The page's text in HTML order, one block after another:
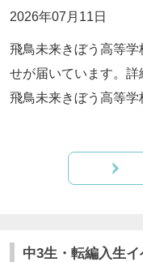
2026年07月11日
飛鳥未来きぼう高等
せが届いています
飛鳥未来きぼう高等学
中3生・転編入生